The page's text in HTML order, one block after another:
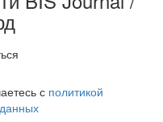
с политикой